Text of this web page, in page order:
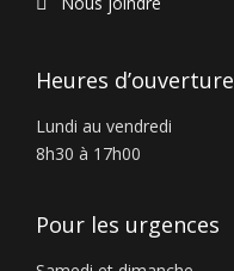
Heures d’ouverture
Lundi au vendredi
8h30 à 17h00
Pour les urgences